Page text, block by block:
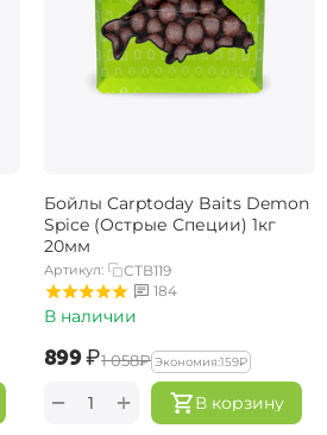
Бойлы Carptoday Baits Demon
Spice (Острые Специи) 1кг
20мм
Артикул:
CTB119
184
В наличии
‍899‍₽‍1 058‍₽ Экономия:‍159‍₽
В корзину
+
−